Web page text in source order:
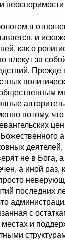
в
и
как о
влекут за
Прежде
потому,
не в Бога, а
а иной
последних
с
и